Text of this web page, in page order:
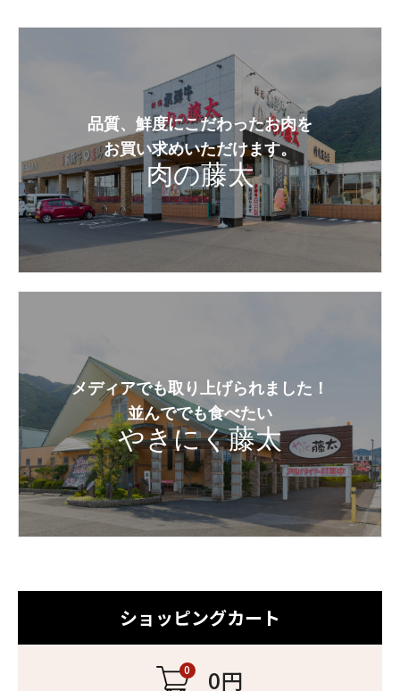
肉の藤太
品質、鮮度にこだわったお肉を
お買い求めいただけます。
やきにく藤太
メディアでも取り上げられました！
並んででも食べたい
ショッピングカート
0 0円